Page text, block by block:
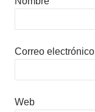
Correo electrónico
Web